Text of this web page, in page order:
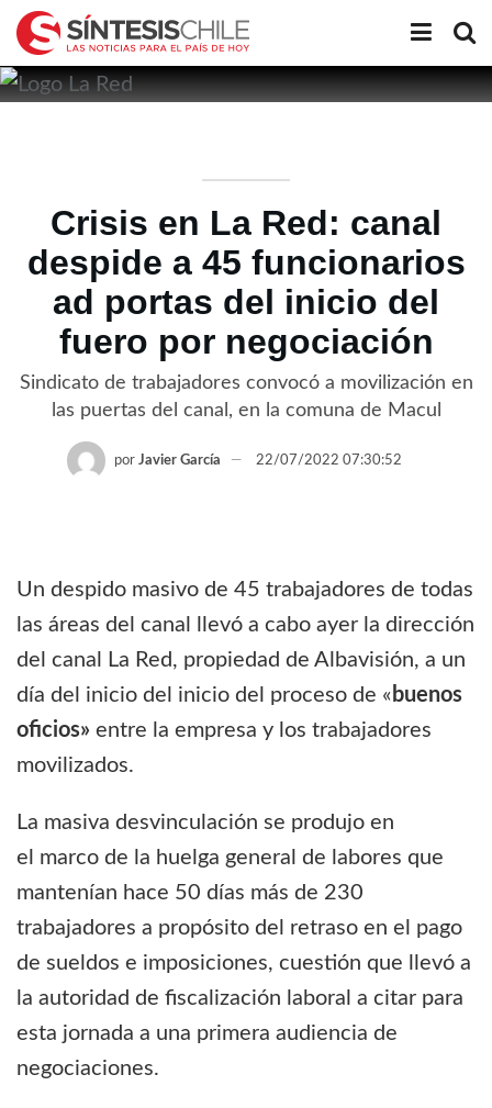
Crisis en La Red: canal
despide a 45 funcionarios
ad portas del inicio del
fuero por negociación
Sindicato de trabajadores convocó a movilización en
las puertas del canal, en la comuna de Macul
por Javier García 22/07/2022 07:30:52
Un despido masivo de 45 trabajadores de todas
las áreas del canal llevó a cabo ayer la dirección
del canal La Red, propiedad de Albavisión, a un
día del inicio del inicio del proceso de « buenos
oficios» entre la empresa y los trabajadores
movilizados.
La masiva desvinculación se produjo en
el marco de la huelga general de labores que
mantenían hace 50 días más de 230
trabajadores a propósito del retraso en el pago
de sueldos e imposiciones, cuestión que llevó a
la autoridad de fiscalización laboral a citar para
esta jornada a una primera audiencia de
negociaciones.